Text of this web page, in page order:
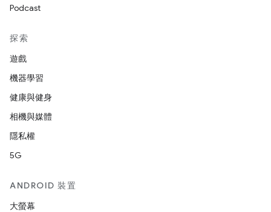
Podcast
探索
遊戲
機器學習
健康與健身
相機與媒體
隱私權
5G
ANDROID 裝置
大螢幕